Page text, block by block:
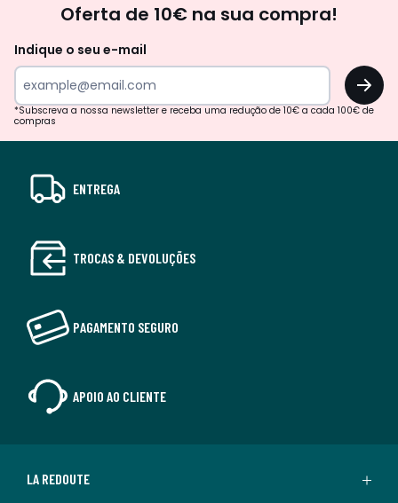
Oferta de 10€ na sua compra!
Indique o seu e-mail
OK
*Subscreva a nossa newsletter e receba uma redução de 10€ a cada 100€ de
compras
ENTREGA
TROCAS & DEVOLUÇÕES
PAGAMENTO SEGURO
APOIO AO CLIENTE
LA REDOUTE